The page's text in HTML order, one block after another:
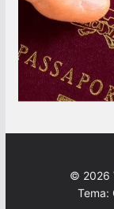
© 2026
Tema: